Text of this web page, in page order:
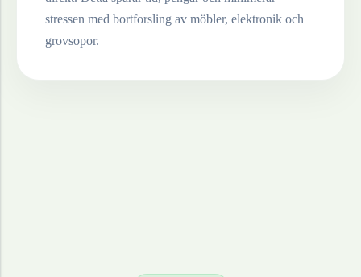
stressen med bortforsling av möbler, elektronik och
grovsopor.